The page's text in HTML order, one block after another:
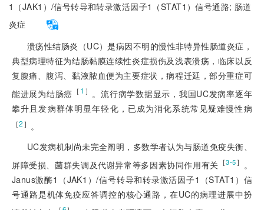
1（JAK1）/信号转导和转录激活因子1（STAT1）信号通路; 肠道
炎症
溃疡性结肠炎（UC）是病因不明的慢性非特异性肠道炎症，
典型病理特征为结肠黏膜连续性炎症损伤及浅表溃疡，临床以反
复腹痛、腹泻、黏液脓血便为主要症状，病程迁延，部分重症可
能进展为结肠癌 ［ 1 ］ 。流行病学数据显示，我国UC发病率逐年
攀升且发病群体明显年轻化，已成为消化系统常见疑难慢性病
［2 ］ 。
UC发病机制尚未完全阐明，多数学者认为与肠道免疫失衡、
屏障受损、菌群失调及代谢异常等多因素协同作用有关 ［3-5］
。
Janus激酶1（JAK1）/信号转导和转录激活因子1（STAT1）信
号通路是机体免疫应答调控的核心通路，在UC的病理进展中扮